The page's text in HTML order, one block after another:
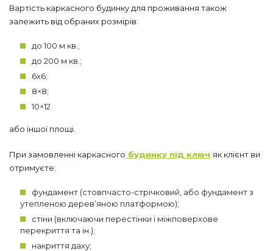
Вартість каркасного будинку для проживання також
залежить від обраних розмірів:
до 100 м кв.;
до 200 м кв.;
6х6;
8×8;
10×12
або іншої площі.
При замовленні каркасного будинку під ключ як клієнт ви
отримуєте:
фундамент (стовпчасто-стрічковий, або фундамент з
утепленою дерев’яною платформою);
стіни (включаючи перестінки і міжповерхове
перекриття та ін.);
накриття даху;